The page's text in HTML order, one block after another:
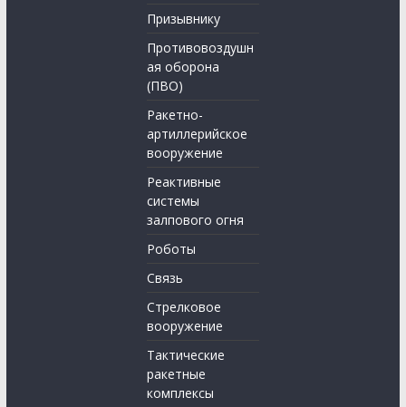
Призывнику
Противовоздушн
ая оборона
(ПВО)
Ракетно-
артиллерийское
вооружение
Реактивные
системы
залпового огня
Роботы
Связь
Стрелковое
вооружение
Тактические
ракетные
комплексы